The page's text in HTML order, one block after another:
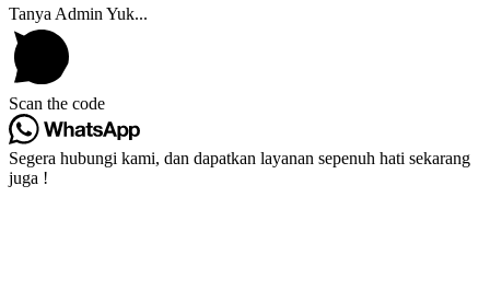
Tanya Admin Yuk...
Scan the code
Segera hubungi kami, dan dapatkan layanan sepenuh hati sekarang
juga !